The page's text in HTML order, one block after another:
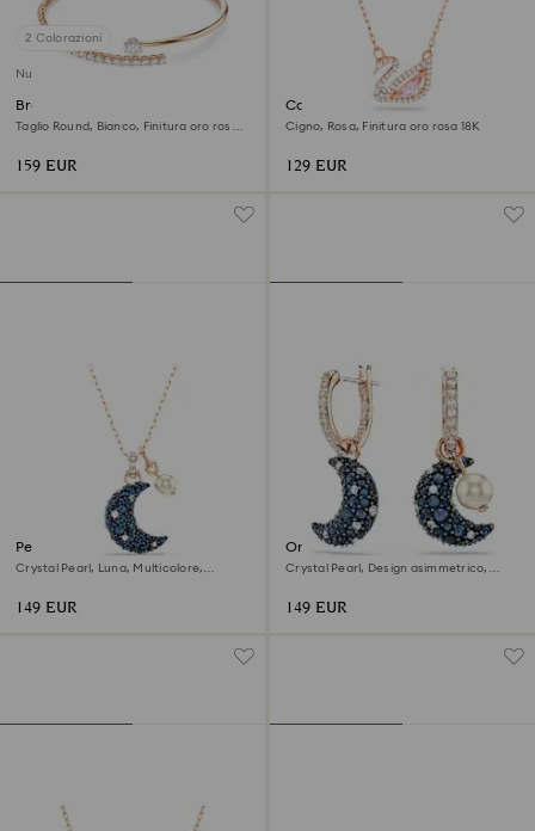
2 Colorazioni
Nuovo
Bracciale rigido Matrix
Taglio Round, Bianco, Finitura oro rosa
159 EUR
Collana Swan
Cigno, Rosa, Finitura oro rosa 18K
129 EUR
Pendente Sublima
Crystal Pearl, Luna, Multicolore,
149 EUR
Orecchini pendenti Sublima
Crystal Pearl, Design asimmetrico,
149 EUR